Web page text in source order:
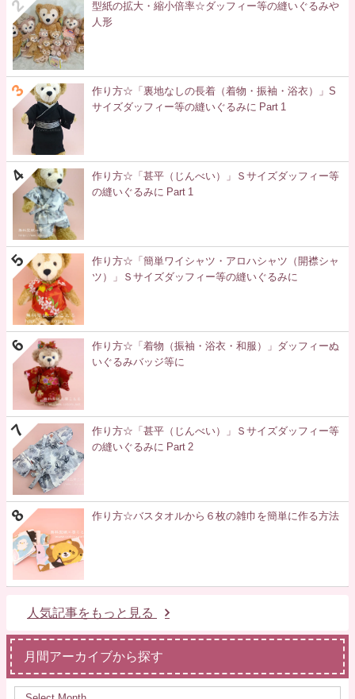
型紙の拡大・縮小倍率☆ダッフィー等の縫いぐるみや
人形
作り方☆「裏地なしの長着（着物・振袖・浴衣）」S
サイズダッフィー等の縫いぐるみに Part 1
作り方☆「甚平（じんべい）」Ｓサイズダッフィー等
の縫いぐるみに Part 1
作り方☆「簡単ワイシャツ・アロハシャツ（開襟シャ
ツ）」Ｓサイズダッフィー等の縫いぐるみに
作り方☆「着物（振袖・浴衣・和服）」ダッフィーぬ
いぐるみバッジ等に
作り方☆「甚平（じんべい）」Ｓサイズダッフィー等
の縫いぐるみに Part 2
作り方☆バスタオルから６枚の雑巾を簡単に作る方法
人気記事をもっと見る
月間アーカイブから探す